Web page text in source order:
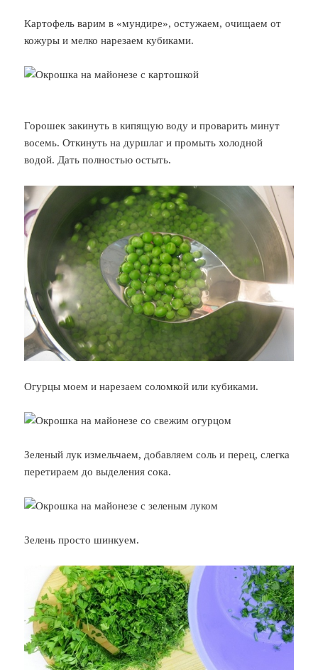
Картофель варим в «мундире», остужаем, очищаем от
кожуры и мелко нарезаем кубиками.
Горошек закинуть в кипящую воду и проварить минут
восемь. Откинуть на дуршлаг и промыть холодной
водой. Дать полностью остыть.
Огурцы моем и нарезаем соломкой или кубиками.
Зеленый лук измельчаем, добавляем соль и перец, слегка
перетираем до выделения сока.
Зелень просто шинкуем.